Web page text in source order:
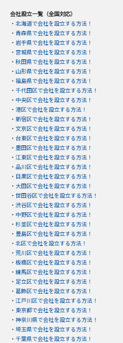
会社設立一覧（全国対応）
・ 北海道で会社を設立する方法！
・ 青森県で会社を設立する方法！
・ 岩手県で会社を設立する方法！
・ 宮城県で会社を設立する方法！
・ 秋田県で会社を設立する方法！
・ 山形県で会社を設立する方法！
・ 福島県で会社を設立する方法！
・ 千代田区で会社を設立する方法！
・ 中央区で会社を設立する方法！
・ 港区で会社を設立する方法！
・ 新宿区で会社を設立する方法！
・ 文京区で会社を設立する方法！
・ 台東区で会社を設立する方法！
・ 墨田区で会社を設立する方法！
・ 江東区で会社を設立する方法！
・ 品川区で会社を設立する方法！
・ 目黒区で会社を設立する方法！
・ 大田区で会社を設立する方法！
・ 世田谷区で会社を設立する方法！
・ 渋谷区で会社を設立する方法！
・ 中野区で会社を設立する方法！
・ 杉並区で会社を設立する方法！
・ 豊島区で会社を設立する方法！
・ 北区で会社を設立する方法！
・ 荒川区で会社を設立する方法！
・ 板橋区で会社を設立する方法！
・ 練馬区で会社を設立する方法！
・ 足立区で会社を設立する方法！
・ 葛飾区で会社を設立する方法！
・ 江戸川区で会社を設立する方法！
・ 東京都で会社を設立する方法！
・ 神奈川県で会社を設立する方法！
・ 埼玉県で会社を設立する方法！
・ 千葉県で会社を設立する方法！